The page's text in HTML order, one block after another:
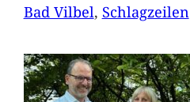
Bad Vilbel, Schlagzeilen